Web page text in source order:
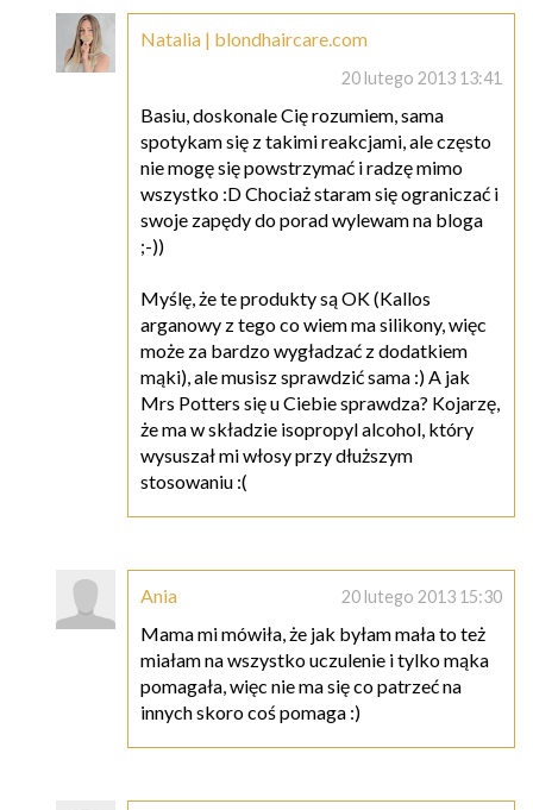
Natalia | blondhaircare.com
20 lutego 2013 13:41
Basiu, doskonale Cię rozumiem, sama
spotykam się z takimi reakcjami, ale często
nie mogę się powstrzymać i radzę mimo
wszystko :D Chociaż staram się ograniczać i
swoje zapędy do porad wylewam na bloga
;-))
Myślę, że te produkty są OK (Kallos
arganowy z tego co wiem ma silikony, więc
może za bardzo wygładzać z dodatkiem
mąki), ale musisz sprawdzić sama :) A jak
Mrs Potters się u Ciebie sprawdza? Kojarzę,
że ma w składzie isopropyl alcohol, który
wysuszał mi włosy przy dłuższym
stosowaniu :(
Ania 20 lutego 2013 15:30
Mama mi mówiła, że jak byłam mała to też
miałam na wszystko uczulenie i tylko mąka
pomagała, więc nie ma się co patrzeć na
innych skoro coś pomaga :)